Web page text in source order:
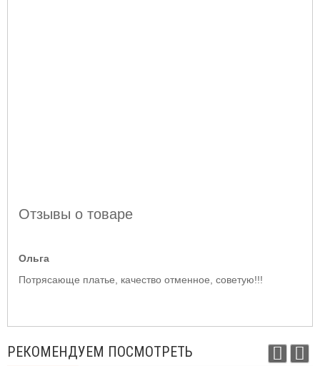
Отзывы о товаре​
Ольга
Потрясающе платье, качество отменное, советую!!!
РЕКОМЕНДУЕМ ПОСМОТРЕТЬ